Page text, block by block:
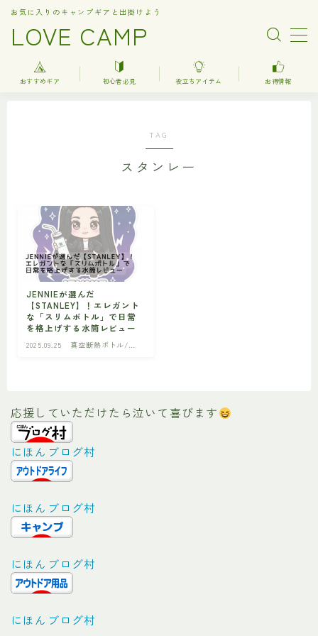
LOVE CAMP
お気に入りのキャンプギアと出掛けよう
調理器具関連（kitchenware）
車中泊
お得情報
楽天お得情報
ビギナー 初心者の方へ
おすすめギア 初心者必見 役立ちアイテム お得情報
TAG
スタンレー
JENNIEが選んだ
【STANLEY】！エレガント
な「スリムボトル」で日常
を格上げする水筒レビュー
2025.09.25
真空断熱ボトル/ジ
応援していただけたら泣いて喜びます
にほんブログ村
にほんブログ村
にほんブログ村
にほんブログ村